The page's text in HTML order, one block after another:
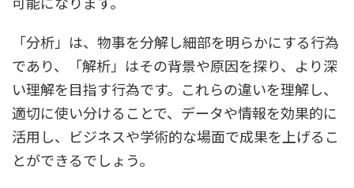
「分析」は、物事を分解し細部を明らかにする行為
であり、「解析」はその背景や原因を探り、より深
い理解を目指す行為です。これらの違いを理解し、
適切に使い分けることで、データや情報を効果的に
活用し、ビジネスや学術的な場面で成果を上げるこ
とができるでしょう。